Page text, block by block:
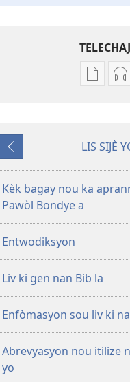
sou
ak
monn
nouvo
a
—
a
Anvan
LIS SIJÈ
Kèk bagay nou ka
Pawòl Bondye a
Entwodiksyon
Liv ki gen nan Bib la
Enfòmasyon sou liv ki
Abrevyasyon nou itilize
yo